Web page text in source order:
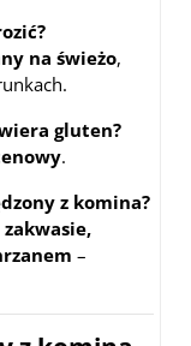
na świeżo,
gluten?
.
z komina?
–